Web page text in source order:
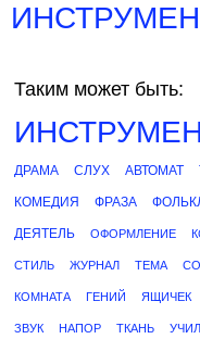
Таким может быть:
ДРАМА СЛУХ АВТОМАТ
КОМЕДИЯ ФРАЗА
ДЕЯТЕЛЬ ОФОРМЛЕНИЕ
СТИЛЬ ЖУРНАЛ ТЕМА
КОМНАТА ГЕНИЙ ЯЩИЧЕК
ЗВУК НАПОР ТКАНЬ